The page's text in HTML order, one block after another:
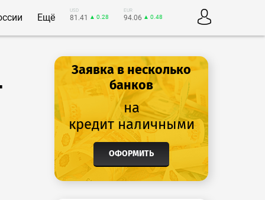
Ещё
USD
81.41 ▲ 0.28
EUR
94.06 ▲ 0.48
Заявка в несколько
банков
на
кредит наличными
ОФОРМИТЬ